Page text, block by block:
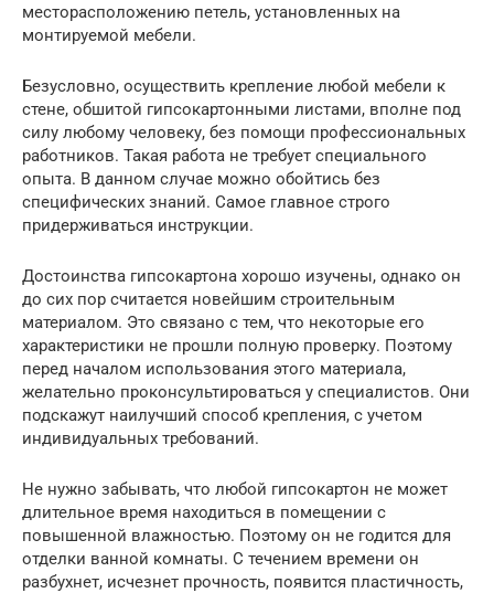
месторасположению петель, установленных на
монтируемой мебели.
Безусловно, осуществить крепление любой мебели к
стене, обшитой гипсокартонными листами, вполне под
силу любому человеку, без помощи профессиональных
работников. Такая работа не требует специального
опыта. В данном случае можно обойтись без
специфических знаний. Самое главное строго
придерживаться инструкции.
Достоинства гипсокартона хорошо изучены, однако он
до сих пор считается новейшим строительным
материалом. Это связано с тем, что некоторые его
характеристики не прошли полную проверку. Поэтому
перед началом использования этого материала,
желательно проконсультироваться у специалистов. Они
подскажут наилучший способ крепления, с учетом
индивидуальных требований.
Не нужно забывать, что любой гипсокартон не может
длительное время находиться в помещении с
повышенной влажностью. Поэтому он не годится для
отделки ванной комнаты. С течением времени он
разбухнет, исчезнет прочность, появится пластичность,